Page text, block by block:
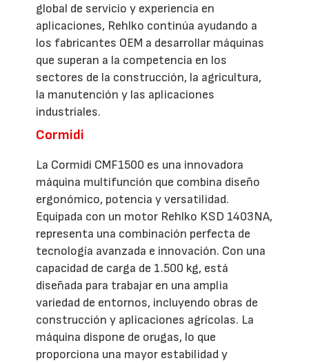
global de servicio y experiencia en
aplicaciones, Rehlko continúa ayudando a
los fabricantes OEM a desarrollar máquinas
que superan a la competencia en los
sectores de la construcción, la agricultura,
la manutención y las aplicaciones
industriales.
Cormidi
La Cormidi CMF1500 es una innovadora
máquina multifunción que combina diseño
ergonómico, potencia y versatilidad.
Equipada con un motor Rehlko KSD 1403NA,
representa una combinación perfecta de
tecnología avanzada e innovación. Con una
capacidad de carga de 1.500 kg, está
diseñada para trabajar en una amplia
variedad de entornos, incluyendo obras de
construcción y aplicaciones agrícolas. La
máquina dispone de orugas, lo que
proporciona una mayor estabilidad y